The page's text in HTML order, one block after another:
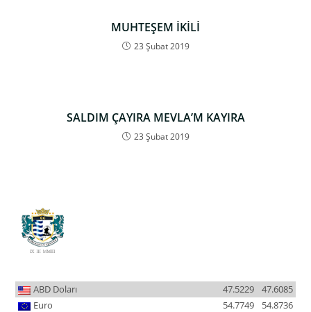
MUHTEŞEM İKİLİ
23 Şubat 2019
SALDIM ÇAYIRA MEVLA’M KAYIRA
23 Şubat 2019
ABD Doları 47.6085
47.5229
Euro
54.8736
54.7749